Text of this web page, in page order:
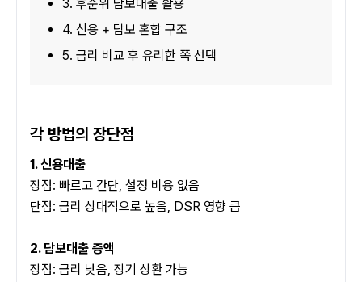
3. 후순위 담보대출 활용
4. 신용 + 담보 혼합 구조
5. 금리 비교 후 유리한 쪽 선택
각 방법의 장단점
1. 신용대출
장점: 빠르고 간단, 설정 비용 없음
단점: 금리 상대적으로 높음, DSR 영향 큼
2. 담보대출 증액
장점: 금리 낮음, 장기 상환 가능